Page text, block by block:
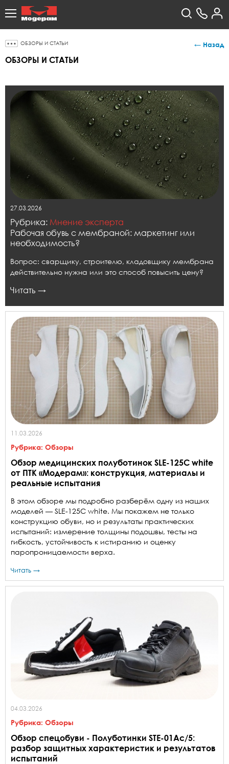
ОБЗОРЫ И СТАТЬИ ← Назад
ОБЗОРЫ И СТАТЬИ
27.03.2026
Рубрика: Мнение эксперта
Рабочая обувь с мембраной: маркетинг или
необходимость?
Вопрос: сварщику, строителю, кладовщику мембрана
действительно нужна или это способ повысить цену?
Читать →
11.03.2026
Рубрика: Обзоры
Обзор медицинских полуботинок SLE-125C white
от ПТК «Модерам»: конструкция, материалы и
реальные испытания
В этом обзоре мы подробно разберём одну из наших
моделей — SLE-125C white. Мы покажем не только
конструкцию обуви, но и результаты практических
испытаний: измерение толщины подошвы, тесты на
гибкость, устойчивость к истиранию и оценку
паропроницаемости верха.
Читать →
04.03.2026
Рубрика: Обзоры
Обзор спецобуви - Полуботинки STE-01Aс/5:
разбор защитных характеристик и результатов
испытаний